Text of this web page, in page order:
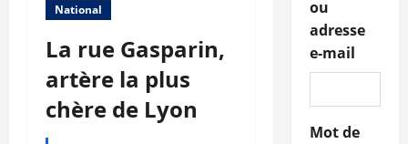
National
La rue Gasparin,
artère la plus
chère de Lyon
ou
adresse
e-mail
Mot de